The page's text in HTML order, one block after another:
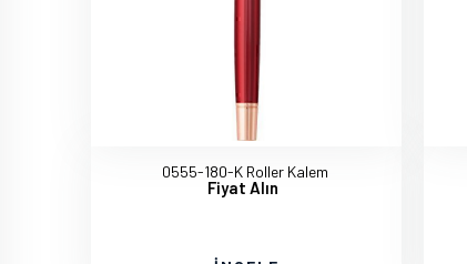
0555-180-K Roller Kalem
Fiyat Alın